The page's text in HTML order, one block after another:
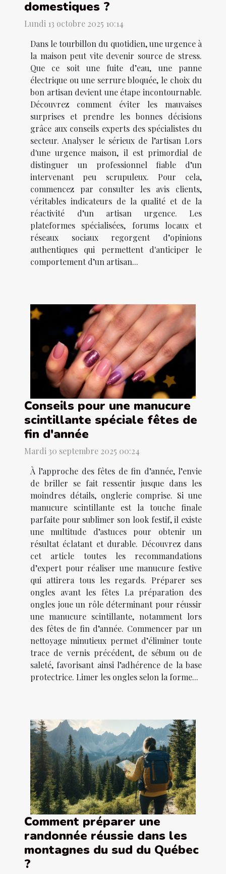
domestiques ?
Lundi 13 octobre 2025 10:14
Dans le tourbillon du quotidien, une urgence à
la maison peut vite devenir source de stress.
Que ce soit une fuite d’eau, une panne
électrique ou une serrure bloquée, le choix du
bon artisan devient une étape incontournable.
Découvrez comment éviter les mauvaises
surprises et prendre les bonnes décisions
grâce aux conseils experts des spécialistes du
secteur. Analyser le sérieux de l’artisan Lors
d'une urgence maison, il est primordial de
distinguer un professionnel fiable d’un
intervenant peu scrupuleux. Pour cela,
commencez par consulter les avis clients,
véritables indicateurs de la qualité et de la
réactivité d’un artisan urgence. Les
plateformes spécialisées, forums locaux et
réseaux sociaux regorgent d’opinions
authentiques qui permettent d'anticiper le
comportement d’un artisan...
Conseils pour une manucure
scintillante spéciale fêtes de
fin d'année
Mardi 30 septembre 2025 00:24
À l’approche des fêtes de fin d’année, l’envie
de briller se fait ressentir jusque dans les
moindres détails, onglerie comprise. Si une
manucure scintillante est la touche finale
parfaite pour sublimer son look festif, il existe
une multitude d’astuces pour obtenir un
résultat éclatant et durable. Découvrez dans
cet article toutes les recommandations
d’expert pour réaliser une manucure festive
qui attirera tous les regards. Préparer ses
ongles avant les fêtes La préparation des
ongles joue un rôle déterminant pour réussir
une manucure scintillante, notamment lors
des fêtes de fin d’année. Commencer par un
nettoyage minutieux permet d’éliminer toute
trace de vernis précédent, de sébum ou de
saleté, favorisant ainsi l’adhérence de la base
protectrice. Limer les ongles selon la forme...
Comment préparer une
randonnée réussie dans les
montagnes du sud du Québec
?